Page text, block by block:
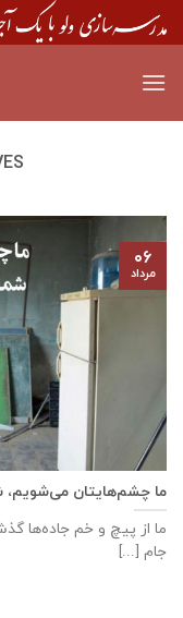
Skip
to
ما چشم‌هایتان
ما از پیچ و خم جاده‌ها
‌‌‌‌جام [...]
۰۶
مرداد